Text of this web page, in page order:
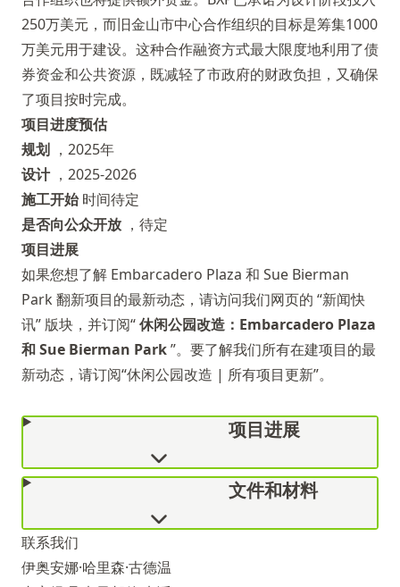
250​​万美元，而旧金山市中心合作组织的目标是筹集1000
万美元用于建设。这种合作融资方式最大限度地利用了债
券资金和公共资源，既减轻了市政府的财政负担，又确保
了项目按时完成。
项目进度预估
规划 ，2025年
设计，2025-2026
施工开始时间待定
是否向公众开放 ，待定
项目进展
如果您想了解 Embarcadero Plaza 和 Sue Bierman
Park 翻新项目的最新动态，请访问我们网页的 “新闻快
讯” 版块，并订阅“休闲公园改造：Embarcadero Plaza
和 Sue Bierman Park”。要了解我们所有在建项目的最
新动态，请订阅“休闲公园改造 | 所有项目更新”。
项目进展
文件和材料
联系我们
伊奥安娜·哈里森·古德温